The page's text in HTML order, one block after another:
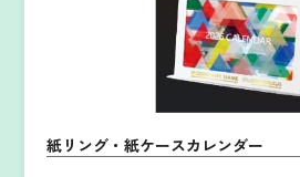
紙リング・紙ケースカレンダー